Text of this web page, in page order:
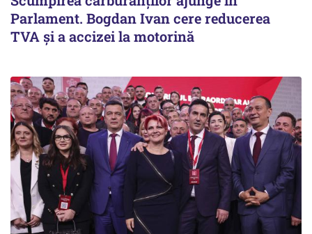
Parlament. Bogdan Ivan cere reducerea
TVA și a accizei la motorină